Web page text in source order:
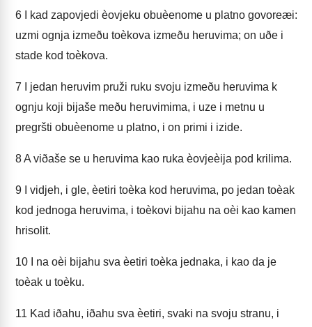
6 I kad zapovjedi èovjeku obuèenome u platno govoreæi:
uzmi ognja izmeðu toèkova izmeðu heruvima; on uðe i
stade kod toèkova.
7 I jedan heruvim pruži ruku svoju izmeðu heruvima k
ognju koji bijaše meðu heruvimima, i uze i metnu u
pregršti obuèenome u platno, i on primi i izide.
8A viðaše se u heruvima kao ruka èovjeèija pod krilima.
9 I vidjeh, i gle, èetiri toèka kod heruvima, po jedan toèak
kod jednoga heruvima, i toèkovi bijahu na oèi kao kamen
hrisolit.
10 I na oèi bijahu sva èetiri toèka jednaka, i kao da je
toèak u toèku.
11 Kad iðahu, iðahu sva èetiri, svaki na svoju stranu, i